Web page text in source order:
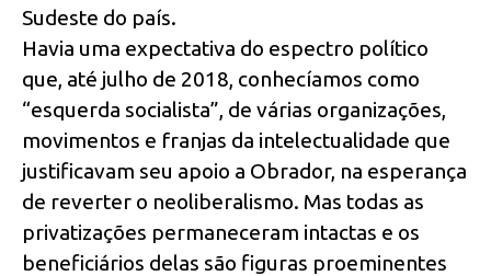
Sudeste do país.
Havia uma expectativa do espectro político
que, até julho de 2018, conhecíamos como
“esquerda socialista”, de várias organizações,
movimentos e franjas da intelectualidade que
justificavam seu apoio a Obrador, na esperança
de reverter o neoliberalismo. Mas todas as
privatizações permaneceram intactas e os
beneficiários delas são figuras proeminentes